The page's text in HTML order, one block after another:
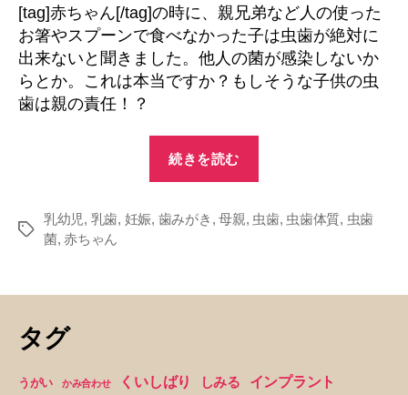
任！？
へ
の
[tag]赤ちゃん[/tag]の時に、親兄弟など人の使った
お箸やスプーンで食べなかった子は虫歯が絶対に
出来ないと聞きました。他人の菌が感染しないか
らとか。これは本当ですか？もしそうな子供の虫
歯は親の責任！？
続きを読む
虫
親
タ
乳幼児, 乳歯, 妊娠, 歯みがき ,母親, 虫歯, 虫歯体質, 虫歯
菌,赤ちゃん
タグ
うがい かみ合わせ くいしばり しみる インプラント